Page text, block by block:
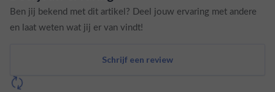
Ben jij bekend met dit artikel? Deel jouw ervaring met andere
en laat weten wat jij er van vindt!
Schrijf een review